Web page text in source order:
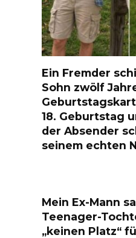
Ein Fremder
Sohn zwölf
18. Geburtstag
der Absender
seinem echten
Mein Ex-Mann
Teenager-
„keinen Platz“